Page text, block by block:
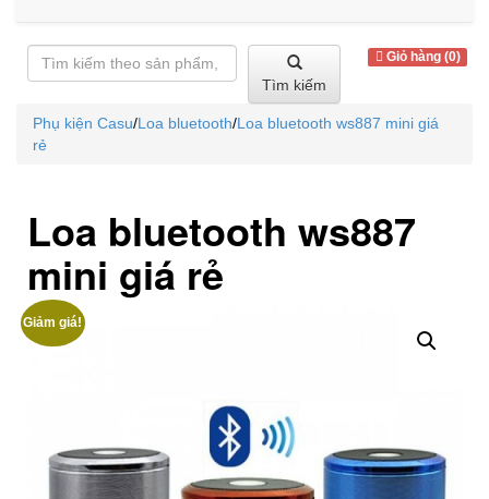
Tìm kiếm
Giỏ hàng (0)
Phụ kiện Casu/Loa bluetooth/Loa bluetooth ws887 mini giá
rẻ
Loa bluetooth ws887
mini giá rẻ
Giảm giá!